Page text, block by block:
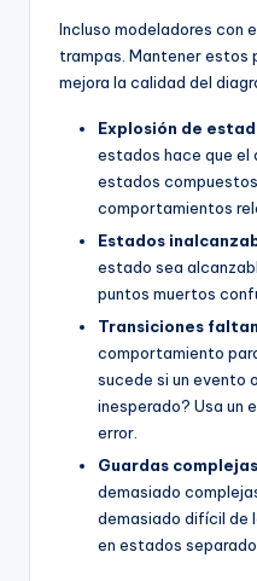
Incluso modeladores con
trampas. Mantener estos
mejora la calidad del
Explosión de
estados hace que el
estados
comportamientos
Estados
estado sea
puntos muertos
Transiciones
comportamiento
sucede si un evento
inesperado? Usa un
error.
Guardas
demasiado
demasiado difícil de
en estados